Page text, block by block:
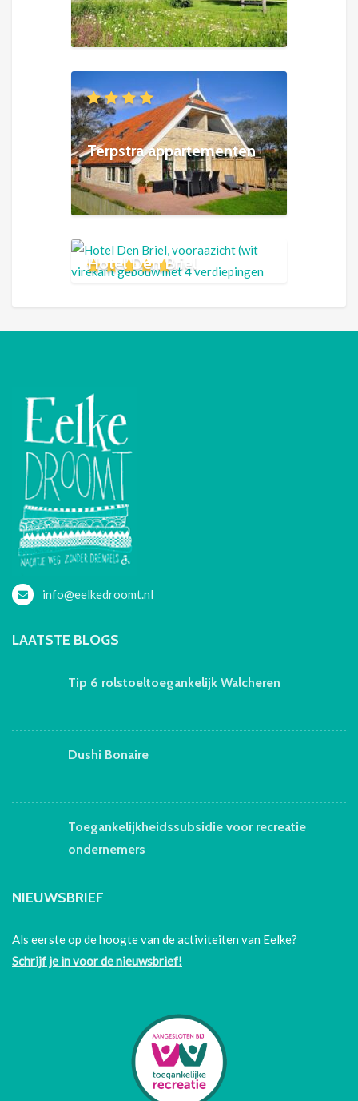
Terpstra appartementen
Hotel Den Briel
info@eelkedroomt.nl
LAATSTE BLOGS
Tip 6 rolstoeltoegankelijk Walcheren
Dushi Bonaire
Toegankelijkheidssubsidie voor recreatie
ondernemers
NIEUWSBRIEF
Als eerste op de hoogte van de activiteiten van Eelke?
Schrijf je in voor de nieuwsbrief!